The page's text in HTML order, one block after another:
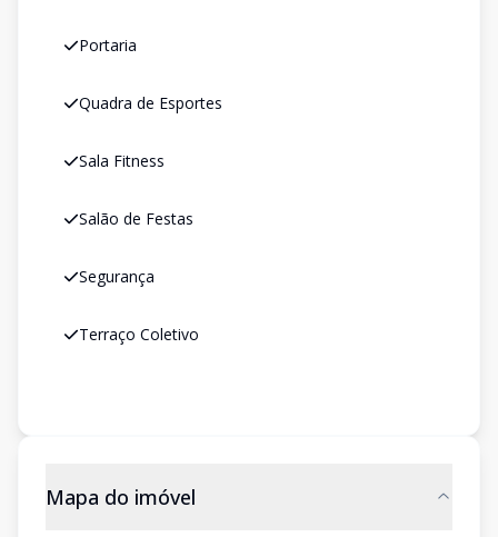
Portaria
Quadra de Esportes
Sala Fitness
Salão de Festas
Segurança
Terraço Coletivo
Mapa do imóvel